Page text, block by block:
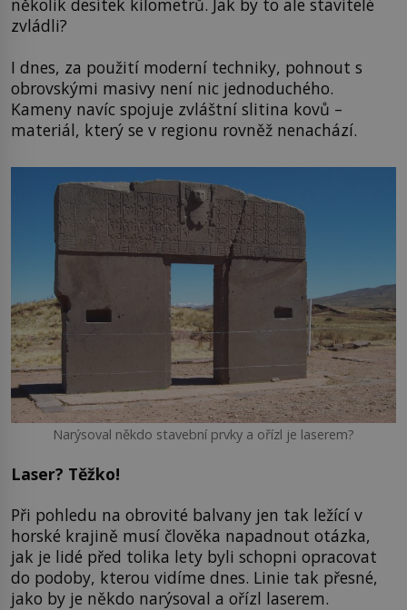
několik desítek kilometrů. Jak by to ale stavitelé
zvládli?
I dnes, za použití moderní techniky, pohnout s
obrovskými masivy není nic jednoduchého.
Kameny navíc spojuje zvláštní slitina kovů –
materiál, který se v regionu rovněž nenachází.
Narýsoval někdo stavební prvky a ořízl je laserem?
Laser? Těžko!
Při pohledu na obrovité balvany jen tak ležící v
horské krajině musí člověka napadnout otázka,
jak je lidé před tolika lety byli schopni opracovat
do podoby, kterou vidíme dnes. Linie tak přesné,
jako by je někdo narýsoval a ořízl laserem.